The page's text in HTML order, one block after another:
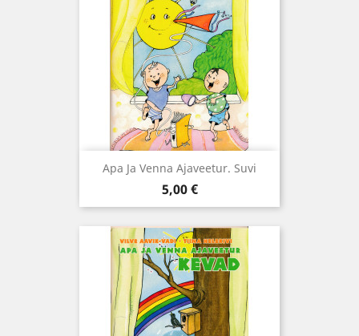
Apa Ja Venna Ajaveetur. Suvi
Hind
5,00 €